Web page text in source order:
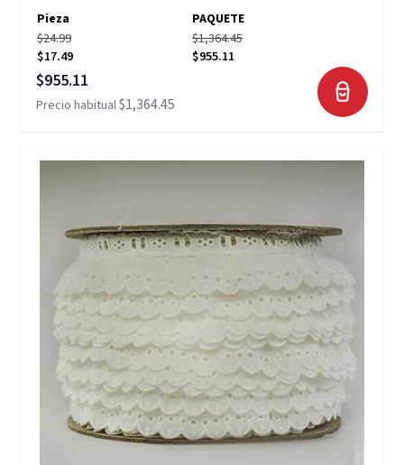
Pieza
PAQUETE
$24.99
$17.49
$1,364.45
$955.11
Precio especial
$955.11
Precio habitual$1,364.45